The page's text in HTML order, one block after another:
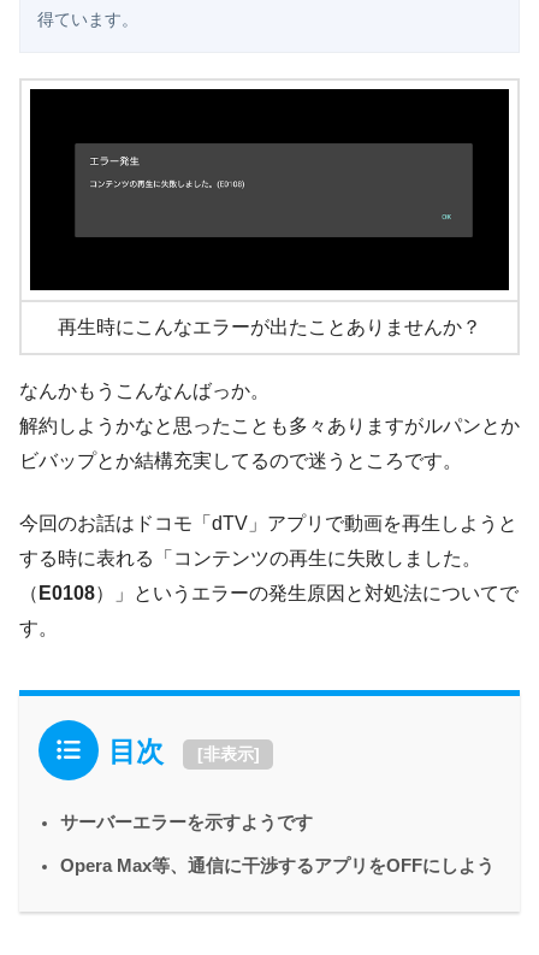
得ています。
再生時にこんなエラーが出たことありませんか？
なんかもうこんなんばっか。
解約しようかなと思ったことも多々ありますがルパンとか
ビバップとか結構充実してるので迷うところです。
今回のお話はドコモ「dTV」アプリで動画を再生しようと
する時に表れる「コンテンツの再生に失敗しました。
（ E0108）」というエラーの発生原因と対処法についてで
す。
目次 [非表示]
サーバーエラーを示すようです
Opera Max等、通信に干渉するアプリをOFFにしよう